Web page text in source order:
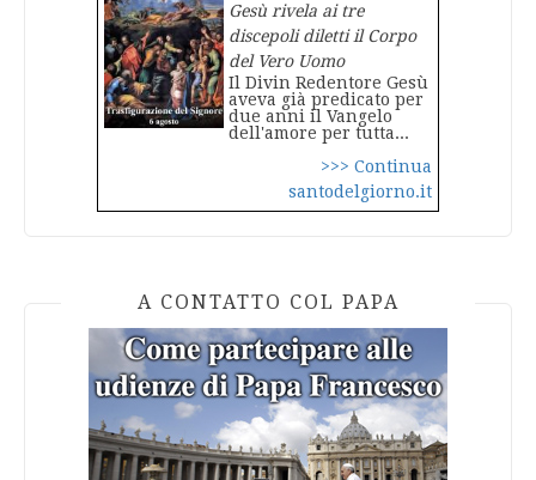
Gesù rivela ai tre
discepoli diletti il Corpo
del Vero Uomo
Il Divin Redentore Gesù
aveva già predicato per
due anni il Vangelo
dell'amore per tutta...
>>> Continua
santodelgiorno.it
A CONTATTO COL PAPA